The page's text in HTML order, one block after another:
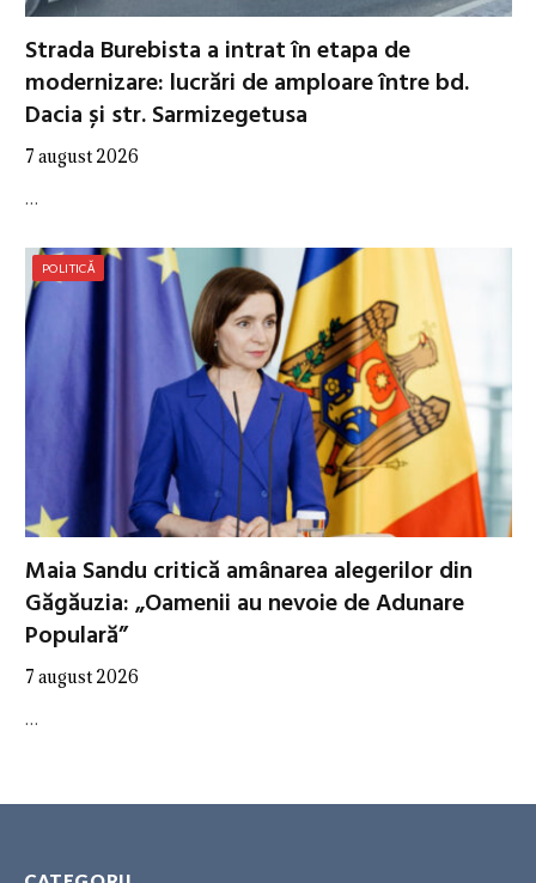
Strada Burebista a intrat în etapa de
modernizare: lucrări de amploare între bd.
Dacia și str. Sarmizegetusa
7 august 2026
…
POLITICĂ
Maia Sandu critică amânarea alegerilor din
Găgăuzia: „Oamenii au nevoie de Adunare
Populară”
7 august 2026
…